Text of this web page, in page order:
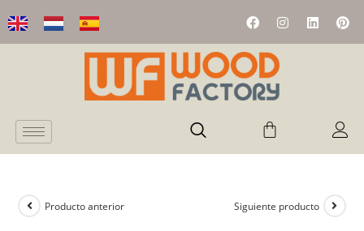
Producto anterior Siguiente producto